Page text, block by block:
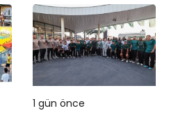
Türkiye Şampiyonası
Başlıyor
1 gün önce